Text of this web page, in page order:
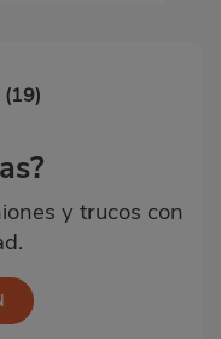
(19)
y trucos con